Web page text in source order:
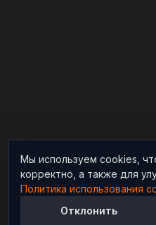
Мы используем cookies,
корректно, а также для
Политика использования
Отклонить